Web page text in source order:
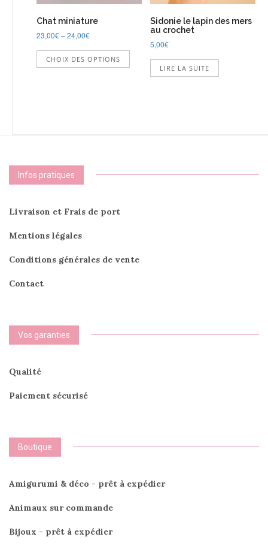
Chat miniature
23,00€–24,00€
CHOIX DES OPTIONS
Ce
produit
Sidonie le lapin des mers
au crochet
5,00€
LIRE LA SUITE
Infos pratiques
Livraison et Frais de port
Mentions légales
Conditions générales de vente
Contact
Vos garanties
Qualité
Paiement sécurisé
Boutique
Amigurumi & déco - prêt à expédier
Animaux sur commande
Bijoux - prêt à expédier